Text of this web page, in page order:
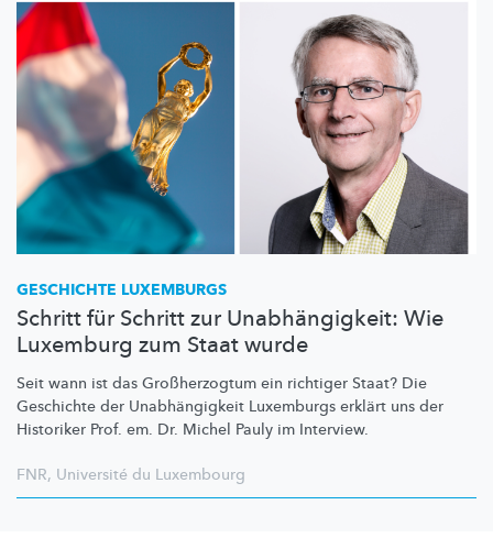
GESCHICHTE LUXEMBURGS
Schritt für Schritt zur Unabhängigkeit: Wie
Luxemburg zum Staat wurde
Seit wann ist das Großherzogtum ein richtiger Staat? Die
Geschichte der Unabhängigkeit Luxemburgs erklärt uns der
Historiker Prof. em. Dr. Michel Pauly im Interview.
FNR, Université du Luxembourg